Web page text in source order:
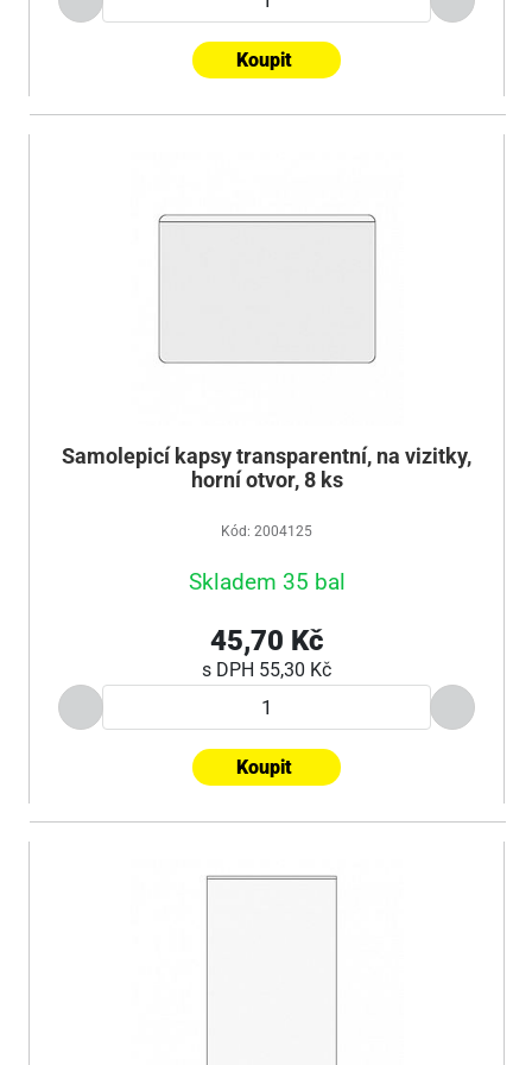
Koupit
Samolepicí kapsy transparentní, na vizitky,
horní otvor, 8 ks
Kód: 2004125
Skladem 35 bal
45,70 Kč
s DPH 55,30 Kč
Koupit